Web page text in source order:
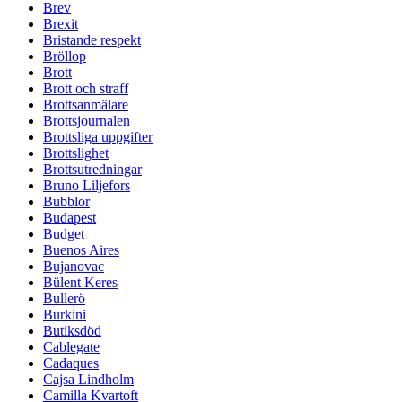
Brev
Brexit
Bristande respekt
Bröllop
Brott
Brott och straff
Brottsanmälare
Brottsjournalen
Brottsliga uppgifter
Brottslighet
Brottsutredningar
Bruno Liljefors
Bubblor
Budapest
Budget
Buenos Aires
Bujanovac
Bülent Keres
Bullerö
Burkini
Butiksdöd
Cablegate
Cadaques
Cajsa Lindholm
Camilla Kvartoft